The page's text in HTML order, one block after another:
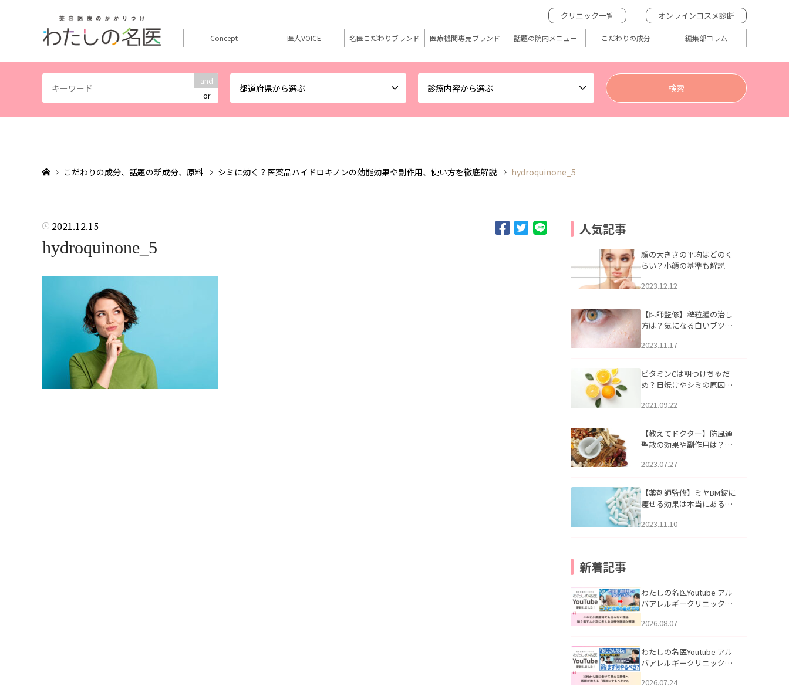
and
or
都道府県から選ぶ 診療内容から選ぶ
クリニック一覧 オンラインコスメ診断
Concept 医人VOICE 名医こだわりブランド 医療機関専売ブランド 話題の院内メニュー こだわりの成分 編集部コラム
こだわりの成分、話題の新成分、原料 シミに効く？医薬品ハイドロキノンの効能効果や副作用、使い方を徹底解説 hydroquinone_5
2021.12.15
hydroquinone_5
人気記事
顔の大きさの平均はどのく
らい？小顔の基準も解説
2023.12.12
【医師監修】稗粒腫の治し
方は？気になる白いブツブ
アについて
2023.11.17
ビタミンCは朝つけちゃだ
め？日焼けやシミの原因に
2021.09.22
【教えてドクター】防風通
聖散の効果や副作用は？長
2023.07.27
【薬剤師監修】ミヤBM錠に
痩せる効果は本当にある
2023.11.10
新着記事
わたしの名医Youtube アル
バアレルギークリニック札
らない理由｜繰り返す人が
説」を公開いたしました。
2026.08.07
わたしの名医Youtube アル
バアレルギークリニック札
える男性へ｜医師が教える
2026.07.24